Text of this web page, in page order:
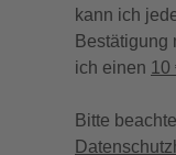
kann ich
Bestätigung
ich einen 10
Bitte